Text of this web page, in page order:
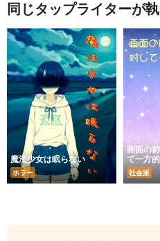
同じタップライターが
魔法少女は眠らない
ホラー
画面の
て一方
社会派